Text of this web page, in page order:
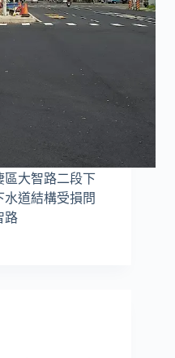
區大智路二段下
水道結構受損問
路